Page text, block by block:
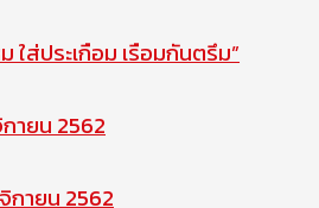
ส่ประเกือม เรือมกันตรึม”
ายน 2562
กายน 2562